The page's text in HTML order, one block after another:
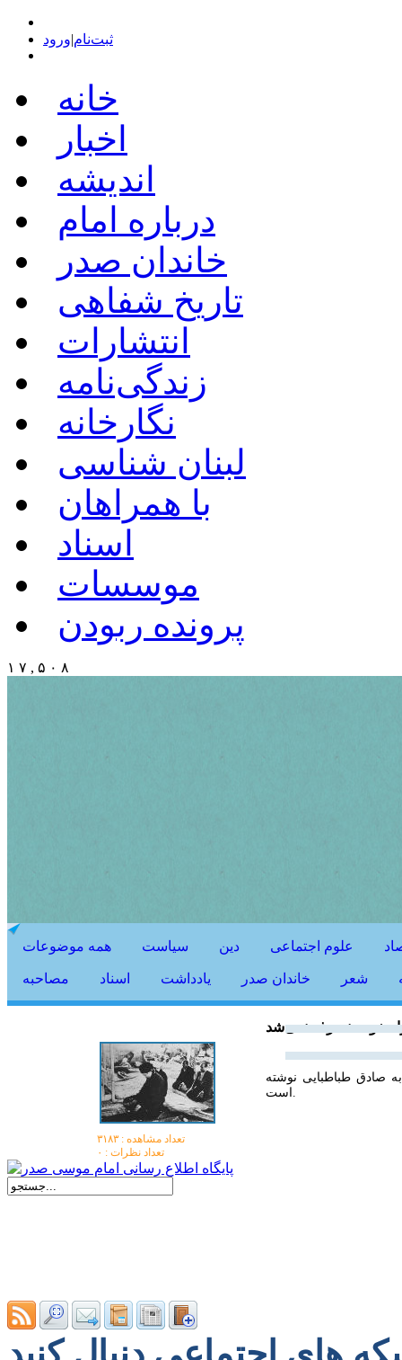
ثبت‌نام|ورود
خانه
اخبار
اندیشه
درباره امام
خاندان صدر
تاریخ شفاهی
انتشارات
زندگی‌نامه
نگارخانه
لبنان شناسی
با همراهان
اسناد
موسسات
پرونده ربودن
۱ ۷ , ۵ ۰ ۸
همه موضوعات سیاست دین علوم اجتماعی
مصاحبه اسناد يادداشت خاندان صدر شعر
راه خود منصرف نمی‌شد
صادق طباطبایی نوشته
است.
تعداد مشاهده :‌ ۳۱۸۳
تعداد نظرات : ۰